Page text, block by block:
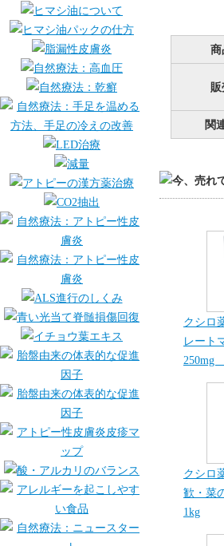
商
関
クシロ
レート
250mg
クシロ
歓・菜
1kg